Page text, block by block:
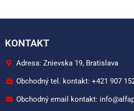
KONTAKT
Adresa: Znievska 19, Bratislava
Obchodný tel. kontakt: +421 907
Obchodný email kontakt: